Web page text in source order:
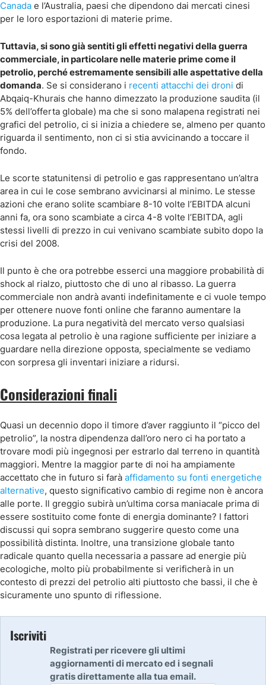
Canada e l’Australia, paesi che dipendono dai mercati cinesi
per le loro esportazioni di materie prime.
Tuttavia, si sono già sentiti gli effetti negativi della guerra
commerciale, in particolare nelle materie prime come il
petrolio, perché estremamente sensibili alle aspettative della
domanda. Se si considerano i recenti attacchi dei droni di
Abqaiq-Khurais che hanno dimezzato la produzione saudita (il
5% dell’offerta globale) ma che si sono malapena registrati nei
grafici del petrolio, ci si inizia a chiedere se, almeno per quanto
riguarda il sentimento, non ci si stia avvicinando a toccare il
fondo.
Le scorte statunitensi di petrolio e gas rappresentano un’altra
area in cui le cose sembrano avvicinarsi al minimo. Le stesse
azioni che erano solite scambiare 8-10 volte l’EBITDA alcuni
anni fa, ora sono scambiate a circa 4-8 volte l’EBITDA, agli
stessi livelli di prezzo in cui venivano scambiate subito dopo la
crisi del 2008.
Il punto è che ora potrebbe esserci una maggiore probabilità di
shock al rialzo, piuttosto che di uno al ribasso. La guerra
commerciale non andrà avanti indefinitamente e ci vuole tempo
per ottenere nuove fonti online che faranno aumentare la
produzione. La pura negatività del mercato verso qualsiasi
cosa legata al petrolio è una ragione sufficiente per iniziare a
guardare nella direzione opposta, specialmente se vediamo
con sorpresa gli inventari iniziare a ridursi.
Considerazioni finali
Quasi un decennio dopo il timore d’aver raggiunto il “picco del
petrolio”, la nostra dipendenza dall’oro nero ci ha portato a
trovare modi più ingegnosi per estrarlo dal terreno in quantità
maggiori. Mentre la maggior parte di noi ha ampiamente
accettato che in futuro si farà affidamento su fonti energetiche
alternative, questo significativo cambio di regime non è ancora
alle porte. Il greggio subirà un’ultima corsa maniacale prima di
essere sostituito come fonte di energia dominante? I fattori
discussi qui sopra sembrano suggerire questo come una
possibilità distinta. Inoltre, una transizione globale tanto
radicale quanto quella necessaria a passare ad energie più
ecologiche, molto più probabilmente si verificherà in un
contesto di prezzi del petrolio alti piuttosto che bassi, il che è
sicuramente uno spunto di riflessione.
Iscriviti
Registrati per ricevere gli ultimi
aggiornamenti di mercato ed i segnali
gratis direttamente alla tua email.